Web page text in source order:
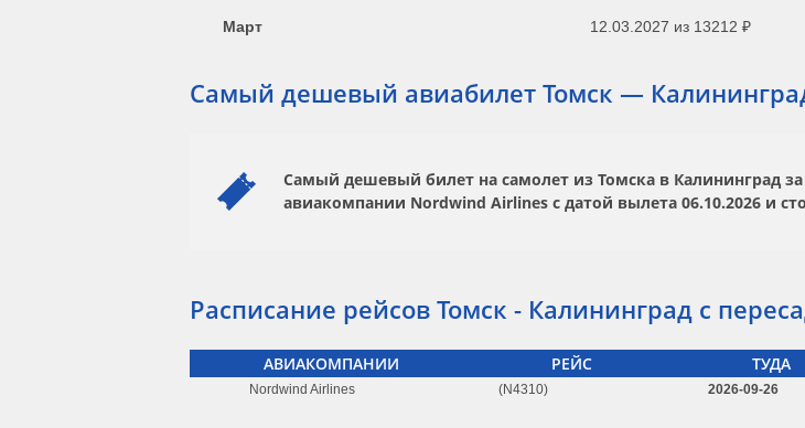
Март 12.03.2027 из 13212 ₽
Самый дешевый авиабилет Томск —
Самый дешевый билет на самолет из Томска в Калининград
авиакомпании Nordwind Airlines с датой вылета 06.10.2026 и
Расписание рейсов Томск - Калининград с
АВИАКОМПАНИИ РЕЙС ТУДА
Nordwind Airlines (N4310) 2026-09-26